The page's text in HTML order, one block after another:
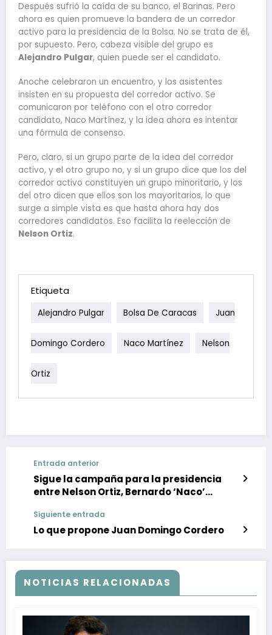
Después sufrió la caída de su banco, el Barinas. Pero
ahora es quien promueve la bandera de un corredor
activo para la presidencia de la Bolsa. No se trata de él,
por supuesto. Pero, cabeza visible del grupo es
Alejandro Pulgar, quien puede ser el candidato.
Anoche celebraron un encuentro, y los asistentes
insisten en su propuesta del corredor activo. Se
comunicaron por teléfono con el otro corredor
candidato, Naco Martínez, y la idea ahora es intentar
una fórmula de consenso.
Pero, claro, si un grupo parte de la idea del corredor
activo, y el otro grupo no, y si un grupo dice que los del
corredor activo constituyen un grupo minoritario, y los
del otro dicen que ellos son los mayoritarios, lo que
surge a simple vista es que hasta ahora hay dos
corredores candidatos. Eso facilita la reelección de
Nelson Ortiz.
Etiqueta
Alejandro Pulgar Bolsa De Caracas Juan
Domingo Cordero Naco Martínez Nelson
Ortiz
Entrada anterior
Sigue la campaña para la presidencia
entre Nelson Ortiz, Bernardo ‘Naco’
Siguiente entrada
Lo que propone Juan Domingo Cordero
NOTICIAS RELACIONADAS